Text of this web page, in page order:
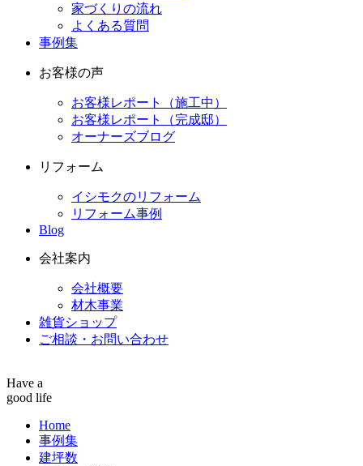
家づくりの流れ
よくある質問
事例集
お客様の声
お客様レポート（施工中）
お客様レポート（完成邸）
オーナーズブログ
リフォーム
イシモクのリフォーム
リフォーム事例
Blog
会社案内
会社概要
材木事業
雑貨ショップ
ご相談・お問い合わせ
Have a
good life
Home
事例集
建坪数